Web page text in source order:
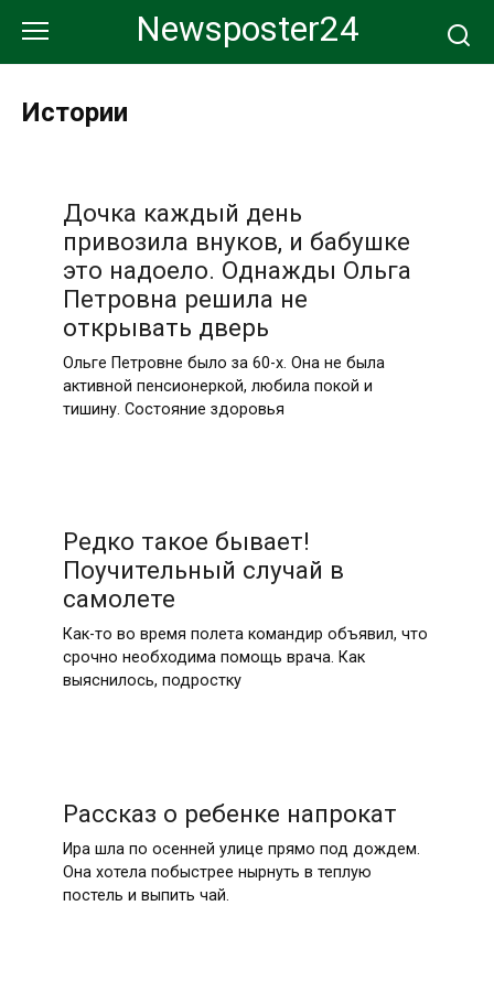
контенту
Newsposter24
Истории
Дочка каждый день
привозила внуков, и бабушке
это надоело. Однажды Ольга
Петровна решила не
открывать дверь
Ольге Петровне было за 60-х. Она не была
активной пенсионеркой, любила покой и
тишину. Состояние здоровья
Редко такое бывает!
Поучительный случай в
самолете
Как-то во время полета командир объявил, что
срочно необходима помощь врача. Как
выяснилось, подростку
Рассказ о ребенке напрокат
Ира шла по осенней улице прямо под дождем.
Она хотела побыстрее нырнуть в теплую
постель и выпить чай.